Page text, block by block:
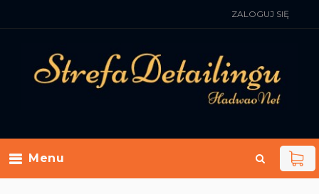
ZALOGUJ SIĘ
Menu